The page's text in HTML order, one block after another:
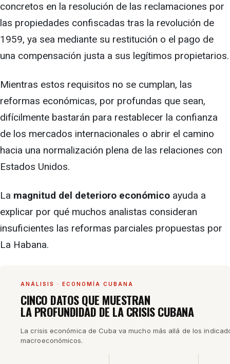
concretos en la resolución de las reclamaciones por
las propiedades confiscadas tras la revolución de
1959, ya sea mediante su restitución o el pago de
una compensación justa a sus legítimos propietarios.
Mientras estos requisitos no se cumplan, las
reformas económicas, por profundas que sean,
difícilmente bastarán para restablecer la confianza
de los mercados internacionales o abrir el camino
hacia una normalización plena de las relaciones con
Estados Unidos.
La magnitud del deterioro económico ayuda a
explicar por qué muchos analistas consideran
insuficientes las reformas parciales propuestas por
La Habana.